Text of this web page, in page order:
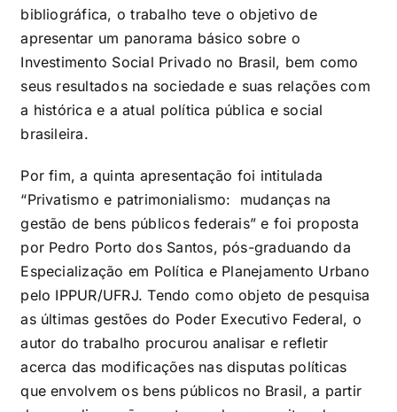
bibliográfica, o trabalho teve o objetivo de
apresentar um panorama básico sobre o
Investimento Social Privado no Brasil, bem como
seus resultados na sociedade e suas relações com
a histórica e a atual política pública e social
brasileira.
Por fim, a quinta apresentação foi intitulada
“Privatismo e patrimonialismo: mudanças na
gestão de bens públicos federais” e foi proposta
por Pedro Porto dos Santos, pós-graduando da
Especialização em Política e Planejamento Urbano
pelo IPPUR/UFRJ. Tendo como objeto de pesquisa
as últimas gestões do Poder Executivo Federal, o
autor do trabalho procurou analisar e refletir
acerca das modificações nas disputas políticas
que envolvem os bens públicos no Brasil, a partir